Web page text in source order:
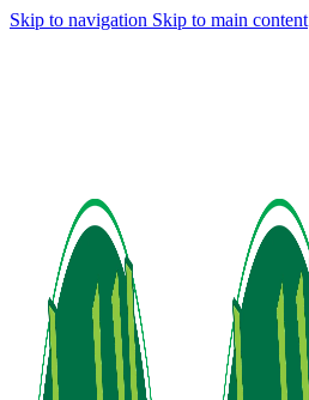
Skip to navigation Skip to main content